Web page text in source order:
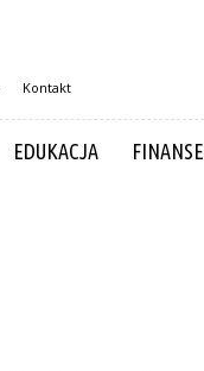
Kontakt
EDUKACJA FINANSE